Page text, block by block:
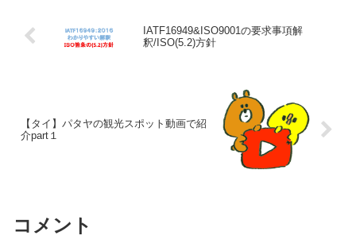
IATF16949&ISO9001の要求事項解
釈/ISO(5.2)方針
【タイ】パタヤの観光スポット動画で紹
介part１
コメント